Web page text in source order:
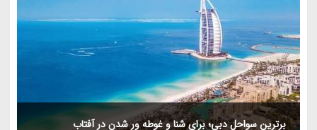
برترین سواحل دبی؛ برای شنا و غوطه ور شدن در آفتاب